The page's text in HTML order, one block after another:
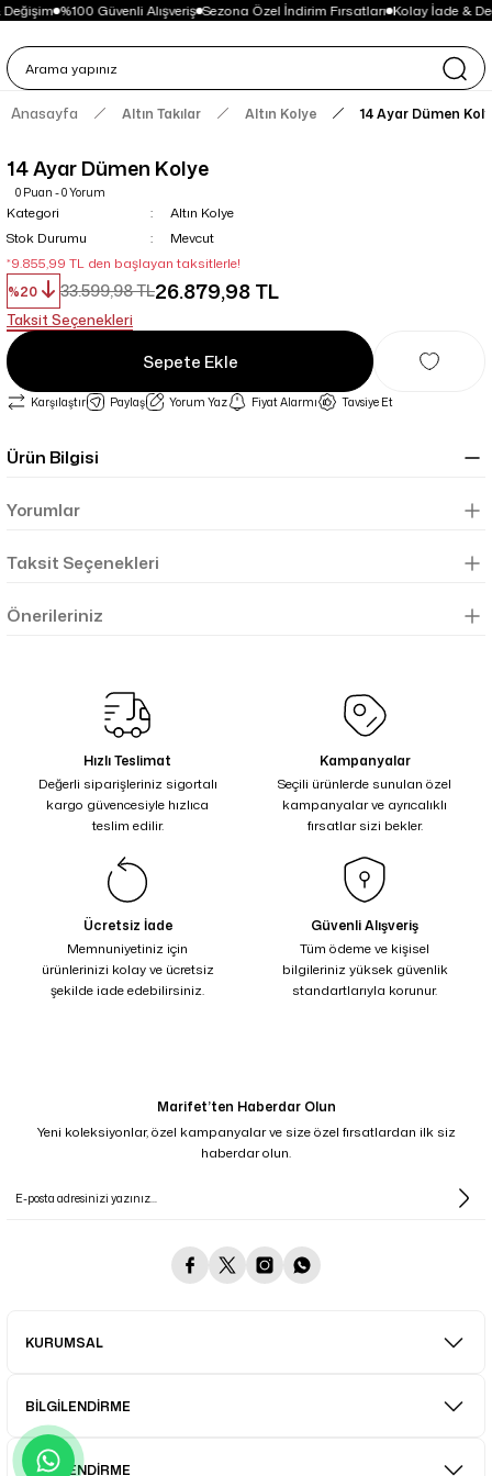
%100 Güvenli Alışveriş Sezona Özel İndirim Fırsatları Kolay İade &
Anasayfa Altın Takılar Altın Kolye 14 Ayar Dümen
14 Ayar Dümen Kolye
0 Puan - 0 Yorum
Kategori
Altın Kolye
Stok Durumu
Mevcut
*9.855,99 TL den başlayan taksitlerle!
%20
33.599,98 TL26.879,98 TL
Taksit Seçenekleri
Sepete Ekle
Karşılaştır Paylaş Yorum Yaz Fiyat Alarmı Tavsiye Et
Ürün Bilgisi
Yorumlar
Taksit Seçenekleri
Önerileriniz
Hızlı Teslimat
Değerli siparişleriniz sigortalı
kargo güvencesiyle hızlıca
teslim edilir.
Kampanyalar
Seçili ürünlerde sunulan özel
kampanyalar ve ayrıcalıklı
fırsatlar sizi bekler.
Ücretsiz İade
Memnuniyetiniz için
ürünlerinizi kolay ve ücretsiz
şekilde iade edebilirsiniz.
Güvenli Alışveriş
Tüm ödeme ve kişisel
bilgileriniz yüksek güvenlik
standartlarıyla korunur.
Marifet’ten Haberdar Olun
Yeni koleksiyonlar, özel kampanyalar ve size özel fırsatlardan ilk siz
haberdar olun.
KURUMSAL
BİLGİLENDİRME
BİLGİLENDİRME